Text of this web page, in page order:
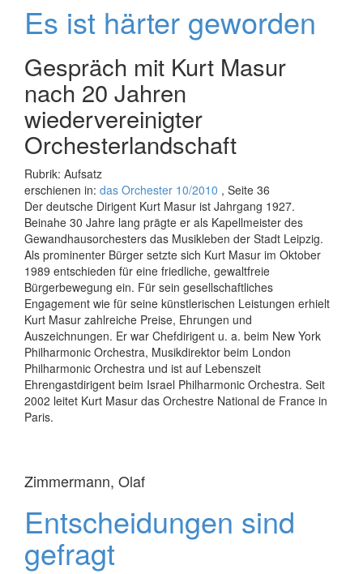
Es ist härter geworden
Gespräch mit Kurt Masur
nach 20 Jahren
wiedervereinigter
Orchesterlandschaft
Rubrik: Aufsatz
erschienen in: das Orchester 10/2010 , Seite 36
Der deutsche Dirigent Kurt Masur ist Jahrgang 1927.
Beinahe 30 Jahre lang prägte er als Kapellmeister des
Gewandhausorchesters das Musikleben der Stadt Leipzig.
Als prominenter Bürger setzte sich Kurt Masur im Oktober
1989 entschieden für eine friedliche, gewaltfreie
Bürgerbewegung ein. Für sein gesellschaftliches
Engagement wie für seine künstlerischen Leistungen erhielt
Kurt Masur zahlreiche Preise, Ehrungen und
Auszeichnungen. Er war Chefdirigent u. a. beim New York
Philharmonic Orchestra, Musikdirektor beim London
Philharmonic Orchestra und ist auf Lebenszeit
Ehrengastdirigent beim Israel Philharmonic Orchestra. Seit
2002 leitet Kurt Masur das Orchestre National de France in
Paris.
Zimmermann, Olaf
Entscheidungen sind
gefragt